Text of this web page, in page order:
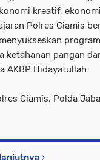
kreatif,
Polres Ciamis
ketahanan pangan
AKBP Hidayatullah.
Ciamis, Polda